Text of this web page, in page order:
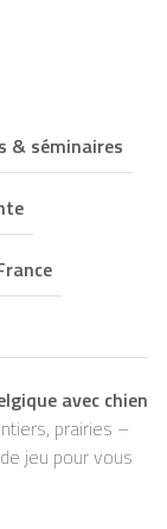
& séminaires
avec chien
prairies –
jeu pour vous